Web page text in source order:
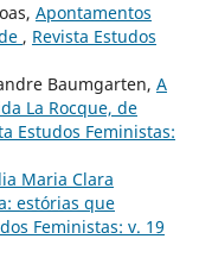
Apontamentos
, Revista Estudos
Baumgarten, A
La Rocque, de
Estudos Feministas:
Maria Clara
estórias que
Feministas: v. 19